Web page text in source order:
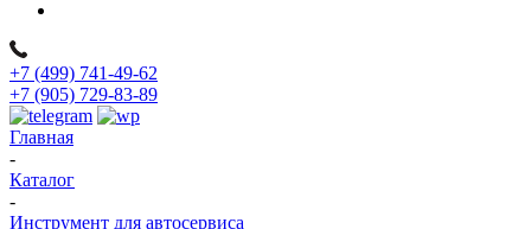
+7 (499) 741-49-62
+7 (905) 729-83-89
Главная
-
Каталог
-
Инструмент для автосервиса